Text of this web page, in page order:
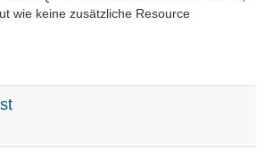
wie keine zusätzliche Resource